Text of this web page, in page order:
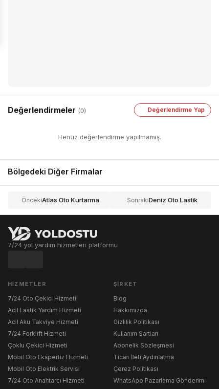
Değerlendirmeler (0) Değerlendirme Yap
Henüz değerlendirme yapılmamış.
Bölgedeki Diğer Firmalar
ÖncekiAtlas Oto Kurtarma SonrakiDeniz Oto Lastik
7/24 yol yardım hizmetleri platformu
HIZMETLER
7/24 Oto Çekici Hizmeti
Acil Lastik Yardım Hizmeti
Acil Akü Takviye Hizmeti
7/24 Forklift Hizmeti
Çoklu Çekici Hizmeti
Mobil Oto Ekspertiz Hizmeti
Mobil Oto Elektrik Servisi
7/24 Oto Anahtarcı Hizmeti
ŞIRKET
Blog
Hakkımızda
Gizlilik Politikası
Kullanım Şartları
Abonelik Sözleşmesi
Ticari İleti Aydınlatma
Çerez Politikası
WhatsApp Pazarlama Gönderimi